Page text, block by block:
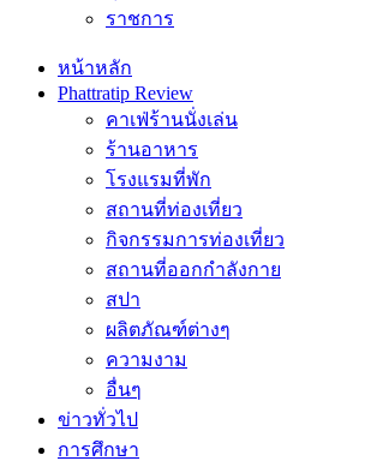
ราชการ
หน้าหลัก
Phattratip Review
คาเฟ่ร้านนั่งเล่น
ร้านอาหาร
โรงแรมที่พัก
สถานที่ท่องเที่ยว
กิจกรรมการท่องเที่ยว
สถานที่ออกกำลังกาย
สปา
ผลิตภัณฑ์ต่างๆ
ความงาม
อื่นๆ
ข่าวทั่วไป
การศึกษา